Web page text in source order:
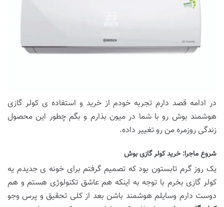
در ادامه قصد دارم تجربه خودم از خرید و استفاده ی کولر گازی
هوشمند بوش رو با شما در میون بذارم و بگم چطور این محصول
زندگی روزمره من رو تغییر داده.
شروع ماجرا: خرید کولر گازی بوش
یک روز گرم تابستون بود که تصمیم گرفتم برای خونه ی جدیدم یه
کولر گازی بخرم با توجه به اینکه هم عاشق تکنولوژی هستم و هم
دوست دارم وسایلم هوشمند باشن بعد از کلی تحقیق و پرس وجو